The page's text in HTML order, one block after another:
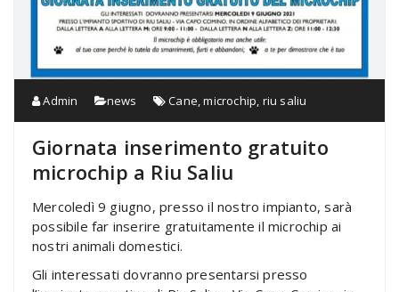
Admin news Cane,microchip, riu saliu
Giornata inserimento gratuito
microchip a Riu Saliu
Mercoledì 9 giugno, presso il nostro impianto, sarà
possibile far inserire gratuitamente il microchip ai
nostri animali domestici.
Gli interessati dovranno presentarsi presso